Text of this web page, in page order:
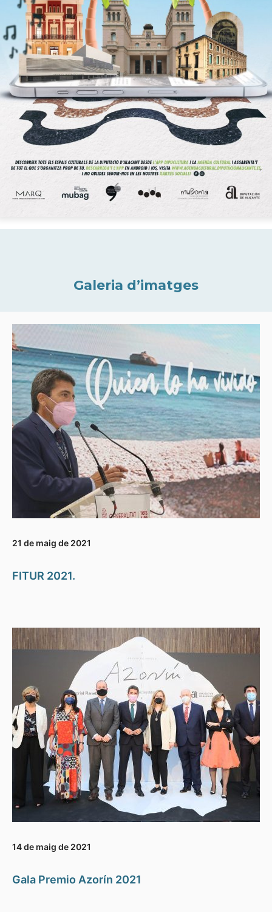
Galeria d’imatges
21 de maig de 2021
FITUR 2021.
14 de maig de 2021
Gala Premio Azorín 2021